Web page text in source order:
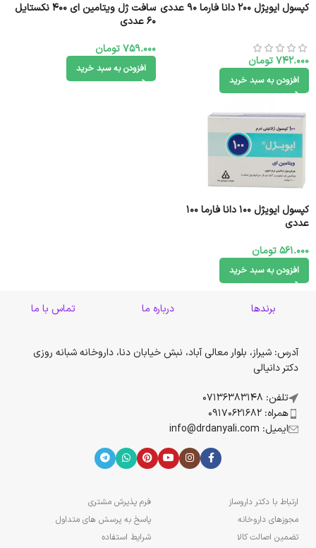
کپسول ایویژل ۲۰۰ دانا فارما 90 عددی
742.000تومان
افزودن به سبد خرید
سافت ژل ویتامین ای 400 نکستایل
60 عددی
759.000تومان
افزودن به سبد خرید
کپسول ایویژل ۱۰۰ دانا فارما 100
عددی
561.000تومان
افزودن به سبد خرید
برندها درباره ما تماس با ما
آدرس: شیراز، بلوار معالی آباد، نبش خیابان دنا، داروخانه شبانه روزی
دکتر دانیالی
تلفن: 07136383148
همراه: 09170621682
ایمیل: info@drdanyali.com
ارتباط با دکتر داروساز
مجوزهای داروخانه
تضمین اصالت کالا
فرم پذیرش مشتری
پاسخ به پرسش های متداول
شرایط استفاده